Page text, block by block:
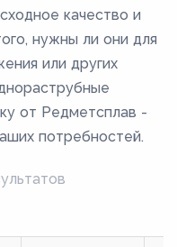
качество и
нужны ли они для
или других
от Редметсплав -
потребностей.